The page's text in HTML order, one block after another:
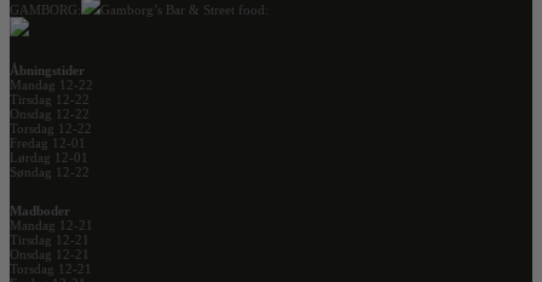
GAMBORG: Gamborg’s Bar & Street food:
Åbningstider
Mandag 12-22
Tirsdag 12-22
Onsdag 12-22
Torsdag 12-22
Fredag 12-01
Lørdag 12-01
Søndag 12-22
Madboder
Mandag 12-21
Tirsdag 12-21
Onsdag 12-21
Torsdag 12-21